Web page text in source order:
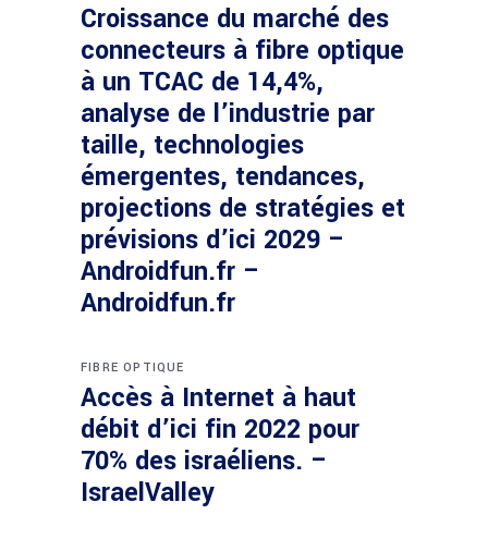
Croissance du marché des
connecteurs à fibre optique
à un TCAC de 14,4%,
analyse de l’industrie par
taille, technologies
émergentes, tendances,
projections de stratégies et
prévisions d’ici 2029 –
Androidfun.fr –
Androidfun.fr
FIBRE OPTIQUE
Accès à Internet à haut
débit d’ici fin 2022 pour
70% des israéliens. –
IsraelValley